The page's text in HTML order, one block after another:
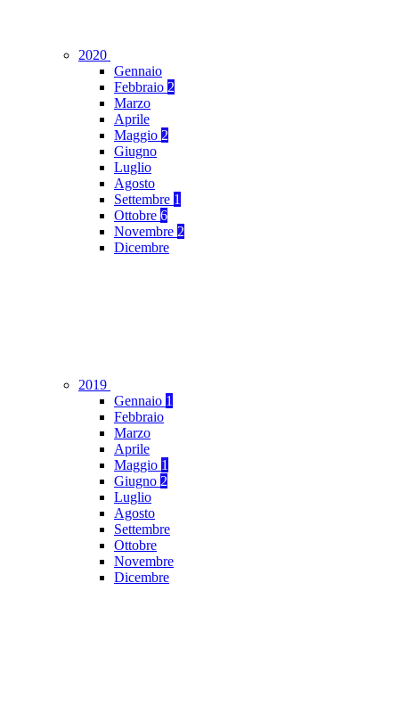
2020
Gennaio
Febbraio 2
Marzo
Aprile
Maggio 2
Giugno
Luglio
Agosto
Settembre 1
Ottobre 6
Novembre 2
Dicembre
2019
Gennaio 1
Febbraio
Marzo
Aprile
Maggio 1
Giugno 2
Luglio
Agosto
Settembre
Ottobre
Novembre
Dicembre